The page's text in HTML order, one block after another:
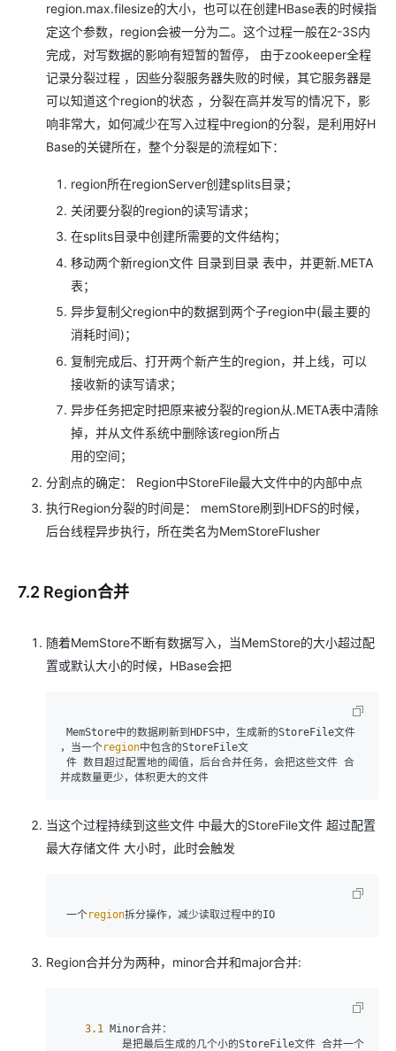
region.max.filesize的大小，也可以在创建HBase表的时候指
定这个参数，region会被一分为二。这个过程一般在2-3S内
完成，对写数据的影响有短暂的暂停， 由于zookeeper全程
记录分裂过程 ，因些分裂服务器失败的时候，其它服务器是
可以知道这个region的状态 ，分裂在高并发写的情况下，影
响非常大，如何减少在写入过程中region的分裂，是利用好H
Base的关键所在，整个分裂是的流程如下：
region所在regionServer创建splits目录；
关闭要分裂的region的读写请求；
在splits目录中创建所需要的文件结构；
移动两个新region文件 目录到目录 表中，并更新.META
表；
异步复制父region中的数据到两个子region中(最主要的
消耗时间)；
复制完成后、打开两个新产生的region，并上线，可以
接收新的读写请求；
异步任务把定时把原来被分裂的region从.META表中清除
掉，并从文件系统中删除该region所占
用的空间；
分割点的确定： Region中StoreFile最大文件中的内部中点
执行Region分裂的时间是： memStore刷到HDFS的时候，
后台线程异步执行，所在类名为MemStoreFlusher
7.2 Region合并
随着MemStore不断有数据写入，当MemStore的大小超过配
置或默认大小的时候，HBase会把
，当一个region中包含的StoreFile文
并成数量更少，体积更大的文件
当这个过程持续到这些文件 中最大的StoreFile文件 超过配置
最大存储文件 大小时，此时会触发
一个region拆分操作，减少读取过程中的IO
Region合并分为两种，minor合并和major合并:
3.1 Minor合并：